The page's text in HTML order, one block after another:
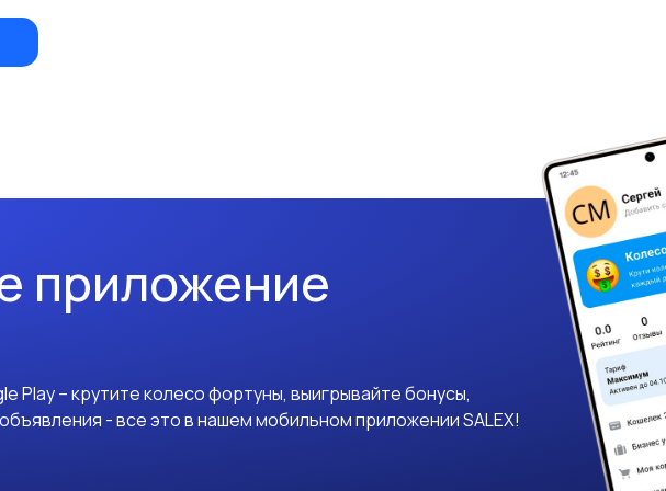
приложение
Play – крутите колесо фортуны, выигрывайте бонусы,
- все это в нашем мобильном приложении SALEX!